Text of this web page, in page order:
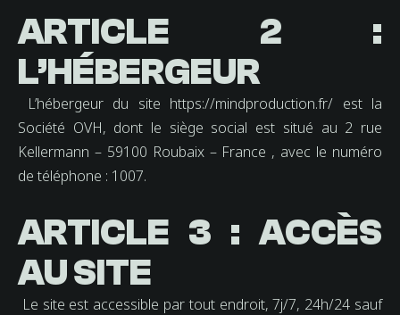
ARTICLE 2 :
L’HÉBERGEUR
L’hébergeur du site https://mindproduction.fr/ est la
Société OVH, dont le siège social est situé au 2 rue
Kellermann – 59100 Roubaix – France , avec le numéro
de téléphone : 1007.
ARTICLE 3 : ACCÈS
AU SITE
Le site est accessible par tout endroit, 7j/7, 24h/24 sauf